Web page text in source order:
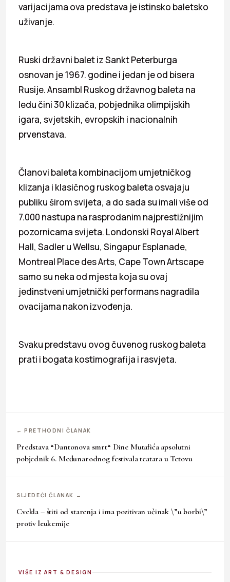
varijacijama ova predstava je istinsko baletsko
uživanje.
Ruski državni balet iz Sankt Peterburga
osnovan je 1967. godine i jedan je od bisera
Rusije. Ansambl Ruskog državnog baleta na
ledu čini 30 klizača, pobjednika olimpijskih
igara, svjetskih, evropskih i nacionalnih
prvenstava.
Članovi baleta kombinacijom umjetničkog
klizanja i klasičnog ruskog baleta osvajaju
publiku širom svijeta, a do sada su imali više od
7.000 nastupa na rasprodanim najprestižnijim
pozornicama svijeta. Londonski Royal Albert
Hall, Sadler u Wellsu, Singapur Esplanade,
Montreal Place des Arts, Cape Town Artscape
samo su neka od mjesta koja su ovaj
jedinstveni umjetnički performans nagradila
ovacijama nakon izvođenja.
Svaku predstavu ovog čuvenog ruskog baleta
prati i bogata kostimografija i rasvjeta.
← PRETHODNI ČLANAK
Predstava “Dantonova smrt“ Dine Mutafića apsolutni
pobjednik 6. Međunarodnog festivala teatara u Tetovu
SLJEDEĆI ČLANAK →
Cvekla – štiti od starenja i ima pozitivan učinak \”u borbi\”
protiv leukemije
VIŠE IZ ART & DESIGN